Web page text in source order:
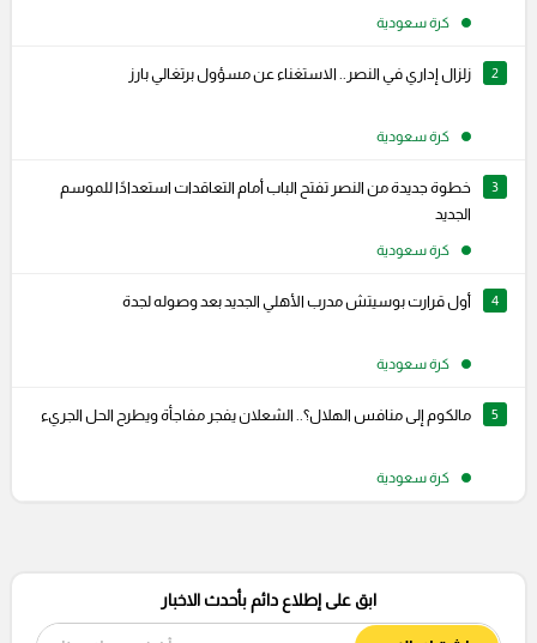
كرة سعودية
2 زلزال إداري في النصر.. الاستغناء عن مسؤول برتغالي بارز
كرة سعودية
3
خطوة جديدة من النصر تفتح الباب أمام التعاقدات استعدادًا للموسم
الجديد
كرة سعودية
4 أول قرارت بوسيتش مدرب الأهلي الجديد بعد وصوله لجدة
كرة سعودية
5 مالكوم إلى منافس الهلال؟.. الشعلان يفجر مفاجأة ويطرح الحل الجريء
كرة سعودية
ابق على إطلاع دائم بأحدث الاخبار